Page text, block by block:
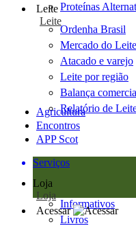
Proteínas
Leite
Leite
Ordenha Brasil
Mercado do Leite
Atacado e varejo
Leite por região
Balança
Relatório de
Agricultura
Encontros
APP Scot
Serviços
Loja
Loja
Informativos
Livros
Acessar